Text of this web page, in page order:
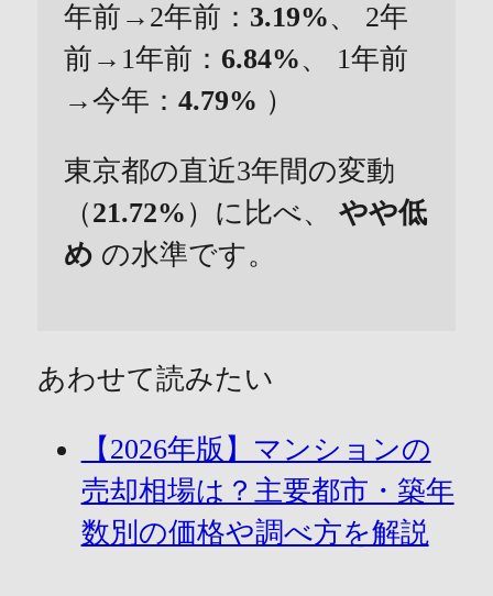
年前→2年前： 3.19%、 2年
前→1年前： 6.84%、 1年前
→今年： 4.79% ）
東京都の直近3年間の変動
（21.72% ）に比べ、
やや低
め の水準です。
あわせて読みたい
【2026年版】マンションの
売却相場は？主要都市・築年
数別の価格や調べ方を解説